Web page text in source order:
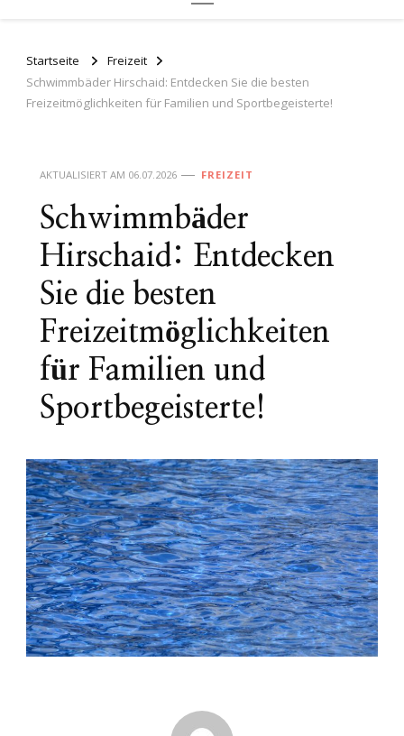
Startseite
Freizeit
Schwimmbäder Hirschaid: Entdecken Sie die besten
Freizeitmöglichkeiten für Familien und Sportbegeisterte!
AKTUALISIERT AM 06.07.2026 FREIZEIT
Schwimmbäder
Hirschaid: Entdecken
Sie die besten
Freizeitmöglichkeiten
für Familien und
Sportbegeisterte!